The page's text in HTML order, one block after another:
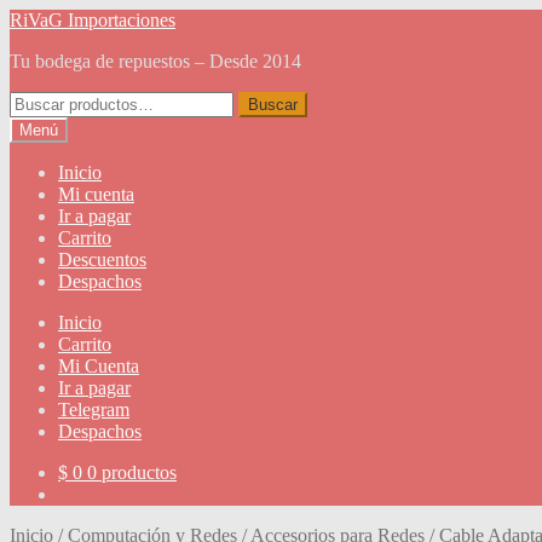
Ir
la
Ir
contenido
RiVaG Importaciones
Tu bodega de repuestos – Desde 2014
Buscar
por:
Buscar
Menú
Inicio
Mi cuenta
Ir a pagar
Carrito
Descuentos
Despachos
Inicio
Carrito
Mi Cuenta
Ir a pagar
Telegram
Despachos
$ 0 0 productos
Inicio /Computación y Redes /Accesorios para Redes /Cable